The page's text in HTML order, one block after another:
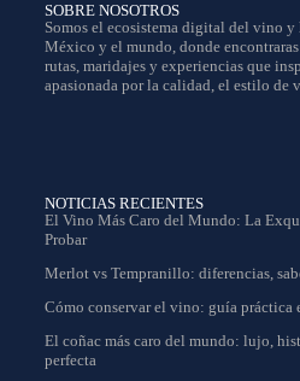
SOBRE NOSOTROS
Somos el ecosistema digital del vino y
México y el mundo, donde
rutas, maridajes y experiencias que
apasionada por la calidad, el estilo de
NOTICIAS RECIENTES
El Vino Más Caro del Mundo: La
Probar
Merlot vs Tempranillo: diferencias,
Cómo conservar el vino: guía práctica
El coñac más caro del mundo: lujo,
perfecta